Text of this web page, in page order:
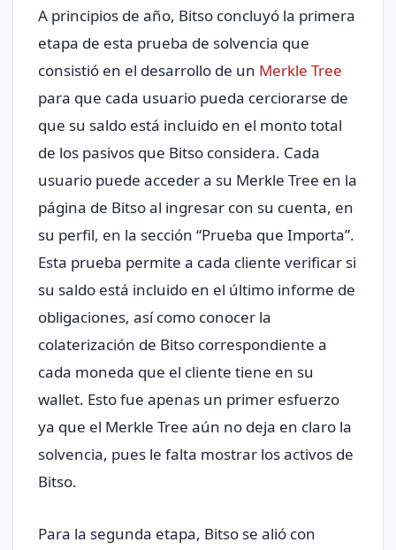
A principios de año, Bitso concluyó la primera
etapa de esta prueba de solvencia que
consistió en el desarrollo de un Merkle Tree
para que cada usuario pueda cerciorarse de
que su saldo está incluido en el monto total
de los pasivos que Bitso considera. Cada
usuario puede acceder a su Merkle Tree en la
página de Bitso al ingresar con su cuenta, en
su perfil, en la sección “Prueba que Importa”.
Esta prueba permite a cada cliente verificar si
su saldo está incluido en el último informe de
obligaciones, así como conocer la
colaterización de Bitso correspondiente a
cada moneda que el cliente tiene en su
wallet. Esto fue apenas un primer esfuerzo
ya que el Merkle Tree aún no deja en claro la
solvencia, pues le falta mostrar los activos de
Bitso.
Para la segunda etapa, Bitso se alió con